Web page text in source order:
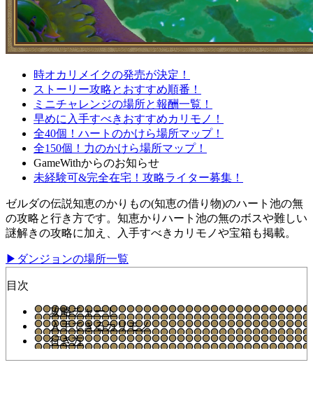
時オカリメイクの発売が決定！
ストーリー攻略とおすすめ順番！
ミニチャレンジの場所と報酬一覧！
早めに入手すべきおすすめカリモノ！
全40個！ハートのかけら場所マップ！
全150個！力のかけら場所マップ！
GameWithからのお知らせ
未経験可&完全在宅！攻略ライター募集！
ゼルダの伝説知恵のかりもの(知恵の借り物)のハート池の無
の攻略と行き方です。知恵かりハート池の無のボスや難しい
謎解きの攻略に加え、入手すべきカリモノや宝箱も掲載。
▶ダンジョンの場所一覧
目次
攻略チャート
入手できるカリモノ
行き方